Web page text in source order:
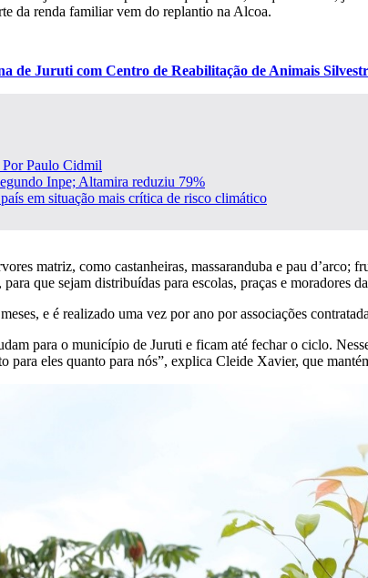
da renda familiar vem do replantio na Alcoa.
de Juruti com Centro de Reabilitação de Animais
Por Paulo Cidmil
Inpe; Altamira reduziu 79%
em situação mais crítica de risco climático
matriz, como castanheiras, massaranduba e pau d’arco;
que sejam distribuídas para escolas, praças e moradores
e é realizado uma vez por ano por associações
para o município de Juruti e ficam até fechar o ciclo.
para eles quanto para nós”, explica Cleide Xavier, que